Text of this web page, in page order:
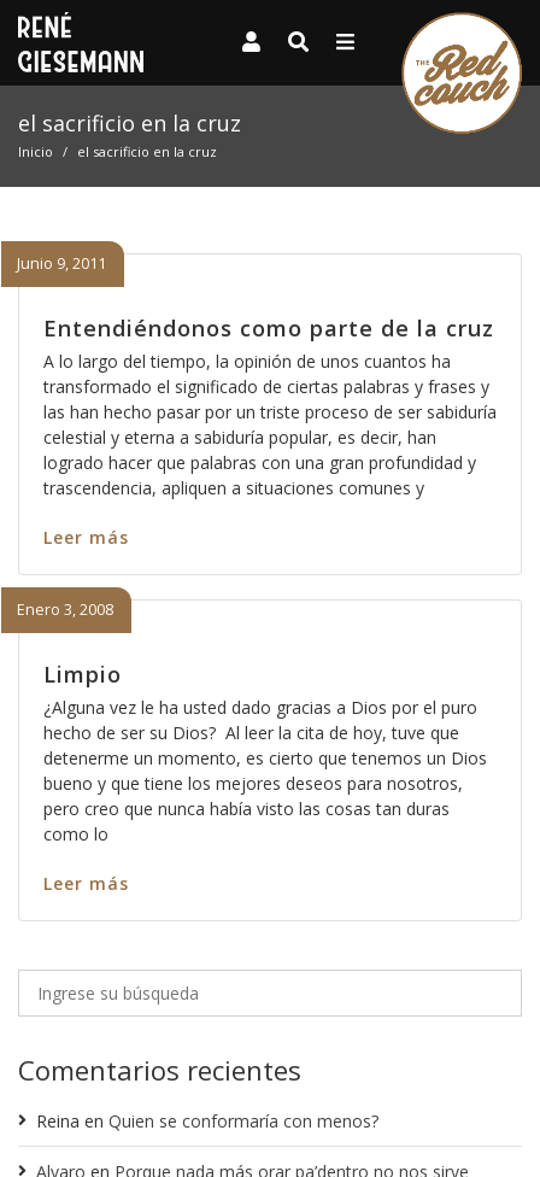
el sacrificio en la cruz
Inicio el sacrificio en la cruz
Entendiéndonos como parte de la cruz
Junio 9, 2011
A lo largo del tiempo, la opinión de unos cuantos ha
transformado el significado de ciertas palabras y frases y
las han hecho pasar por un triste proceso de ser sabiduría
celestial y eterna a sabiduría popular, es decir, han
logrado hacer que palabras con una gran profundidad y
trascendencia, apliquen a situaciones comunes y
Leer más
Limpio
Enero 3, 2008
¿Alguna vez le ha usted dado gracias a Dios por el puro
hecho de ser su Dios? Al leer la cita de hoy, tuve que
detenerme un momento, es cierto que tenemos un Dios
bueno y que tiene los mejores deseos para nosotros,
pero creo que nunca había visto las cosas tan duras
como lo
Leer más
Comentarios recientes
Reina en Quien se conformaría con menos?
Alvaro en Porque nada más orar pa’dentro no nos sirve